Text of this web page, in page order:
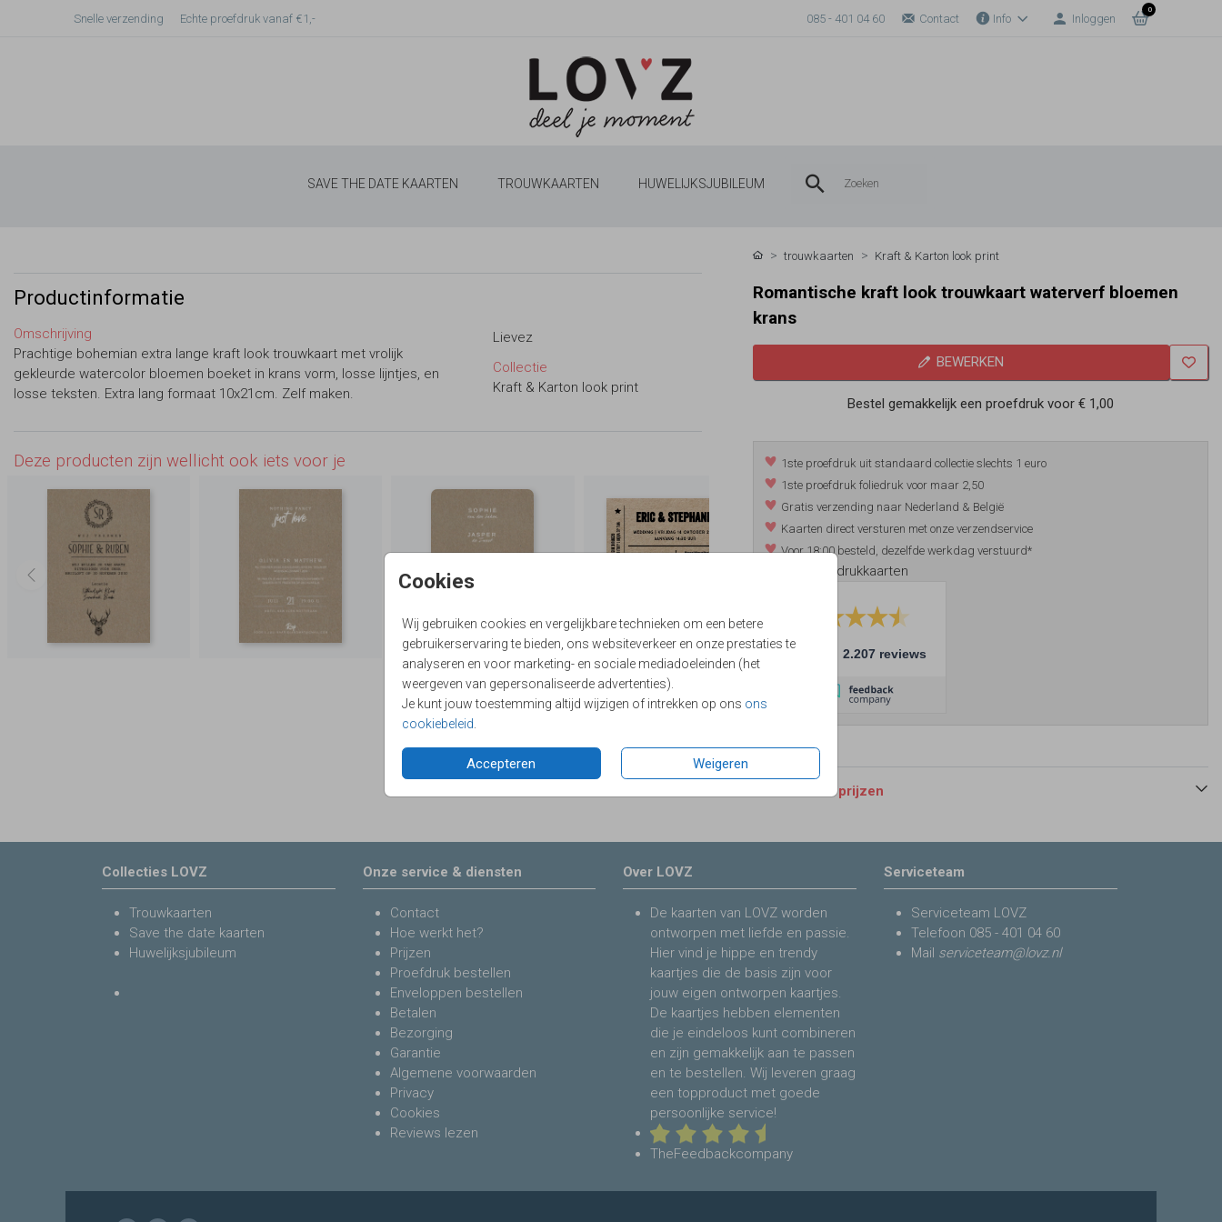
Snelle verzending Echte proefdruk vanaf €1,- 085 - 401 04 60 Contact Info Inloggen
0
SAVE THE DATE KAARTEN TROUWKAARTEN HUWELIJKSJUBILEUM
Cookies
Wij gebruiken cookies en vergelijkbare technieken om een betere
gebruikerservaring te bieden, ons websiteverkeer en onze prestaties te
analyseren en voor marketing- en sociale mediadoeleinden (het
weergeven van gepersonaliseerde advertenties).
Je kunt jouw toestemming altijd wijzigen of intrekken op ons ons
cookiebeleid
Accepteren Weigeren
Productinformatie
Omschrijving
Prachtige bohemian extra lange kraft look trouwkaart met vrolijk
gekleurde watercolor bloemen boeket in krans vorm, losse lijntjes, en
losse teksten. Extra lang formaat 10x21cm. Zelf maken.
Lievez
Collectie
Kraft & Karton look print
Deze producten zijn wellicht ook iets voor je
trouwkaarten Kraft & Karton look print
Romantische kraft look trouwkaart waterverf bloemen
krans
BEWERKEN
Bestel gemakkelijk een proefdruk voor€ 1,00
1ste proefdruk uit standaard collectie slechts 1 euro
1ste proefdruk foliedruk voor maar 2,50
Gratis verzending naar Nederland & België
Kaarten direct versturen met onze verzendservice
Voor 18:00 besteld, dezelfde werkdag verstuurd*
*m.u.v. foliedrukkaarten
9.4 2.207 reviews
Formaten en prijzen
Collecties LOVZ
Trouwkaarten
Save the date kaarten
Huwelijksjubileum
Onze service & diensten
Contact
Hoe werkt het?
Prijzen
Proefdruk bestellen
Enveloppen bestellen
Betalen
Bezorging
Garantie
Algemene voorwaarden
Privacy
Cookies
Reviews lezen
Over LOVZ
De kaarten van LOVZ worden
ontworpen met liefde en passie.
Hier vind je hippe en trendy
kaartjes die de basis zijn voor
jouw eigen ontworpen kaartjes.
De kaartjes hebben elementen
die je eindeloos kunt combineren
en zijn gemakkelijk aan te passen
en te bestellen. Wij leveren graag
een topproduct met goede
persoonlijke service!
TheFeedbackcompany
Serviceteam
Serviceteam LOVZ
Telefoon 085 - 401 04 60
Mail serviceteam@lovz.nl